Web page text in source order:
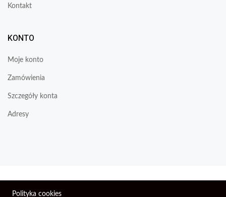
Kontakt
KONTO
Moje konto
Zamówienia
Szczegóły konta
Adresy
Wszelkie prawa zastrzeżone © 2026 | Firma Elektroniczna
Polityka cookies